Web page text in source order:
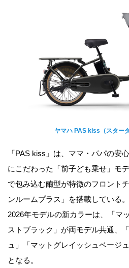
ヤマハ PAS kiss（スター
「PAS kiss」は、ママ・パパの安
にこだわった「前子ども乗せ」モ
で包み込む繭型が特徴のフロント
ンルームプラス」を搭載している。
2026年モデルの新カラーは、「マ
ストブラック」が両モデル共通、
ュ」「マットグレイッシュベージ
となる。